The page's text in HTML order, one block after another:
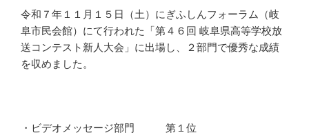
令和７年１１月１５日（土）にぎふしんフォーラム（岐
阜市民会館）にて行われた「第４６回 岐阜県高等学校放
送コンテスト新人大会」に出場し、２部門で優秀な成績
を収めました。
・ビデオメッセージ部門 第１位